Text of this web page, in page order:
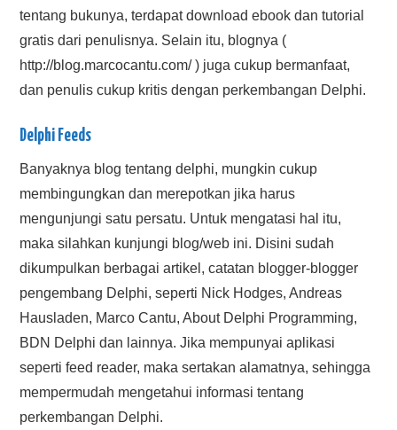
tentang bukunya, terdapat download ebook dan tutorial
gratis dari penulisnya. Selain itu, blognya (
http://blog.marcocantu.com/ ) juga cukup bermanfaat,
dan penulis cukup kritis dengan perkembangan Delphi.
Delphi Feeds
Banyaknya blog tentang delphi, mungkin cukup
membingungkan dan merepotkan jika harus
mengunjungi satu persatu. Untuk mengatasi hal itu,
maka silahkan kunjungi blog/web ini. Disini sudah
dikumpulkan berbagai artikel, catatan blogger-blogger
pengembang Delphi, seperti Nick Hodges, Andreas
Hausladen, Marco Cantu, About Delphi Programming,
BDN Delphi dan lainnya. Jika mempunyai aplikasi
seperti feed reader, maka sertakan alamatnya, sehingga
mempermudah mengetahui informasi tentang
perkembangan Delphi.